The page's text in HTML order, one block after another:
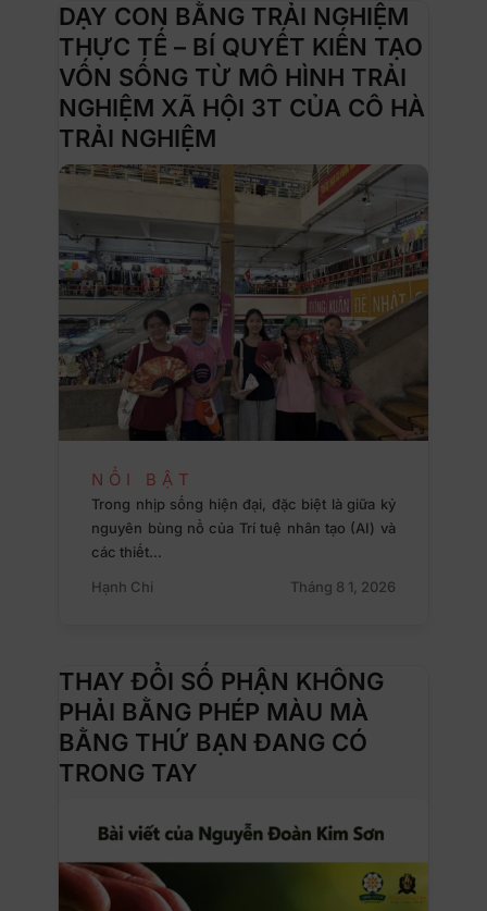
DẠY CON BẰNG TRẢI NGHIỆM
THỰC TẾ – BÍ QUYẾT KIẾN TẠO
VỐN SỐNG TỪ MÔ HÌNH TRẢI
NGHIỆM XÃ HỘI 3T CỦA CÔ HÀ
TRẢI NGHIỆM
NỔI BẬT
Trong nhịp sống hiện đại, đặc biệt là giữa kỷ
nguyên bùng nổ của Trí tuệ nhân tạo (AI) và
các thiết…
Hạnh Chi
Tháng 8 1, 2026
THAY ĐỔI SỐ PHẬN KHÔNG
PHẢI BẰNG PHÉP MÀU MÀ
BẰNG THỨ BẠN ĐANG CÓ
TRONG TAY